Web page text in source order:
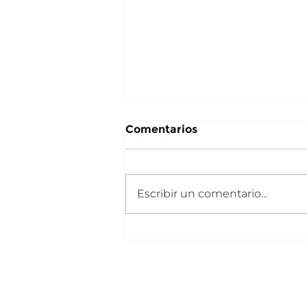
Comentarios
Escribir un comentario...